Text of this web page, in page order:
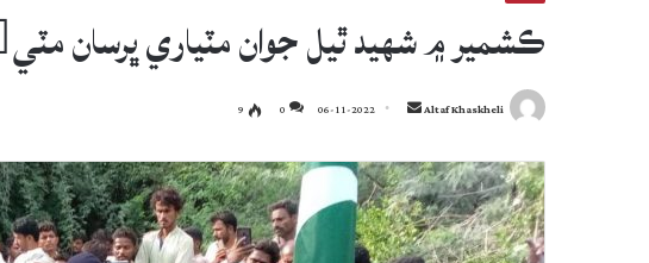
ڪشمير ۾ شهيد ٿيل جوان مٽياري ڀرسان مٽي ما حوالي
Altaf Khaskheli
Send
email
06-11-2022
0
9